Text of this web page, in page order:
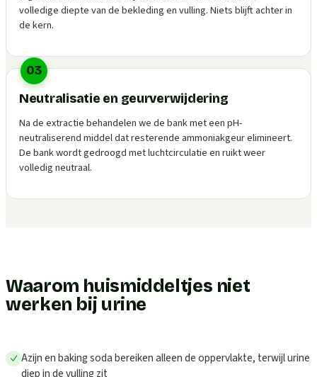
volledige diepte van de bekleding en vulling. Niets blijft achter in
de kern.
03
Neutralisatie en geurverwijdering
Na de extractie behandelen we de bank met een pH-
neutraliserend middel dat resterende ammoniakgeur elimineert.
De bank wordt gedroogd met luchtcirculatie en ruikt weer
volledig neutraal.
Waarom huismiddeltjes niet
werken bij urine
Azijn en baking soda bereiken alleen de oppervlakte, terwijl urine
diep in de vulling zit